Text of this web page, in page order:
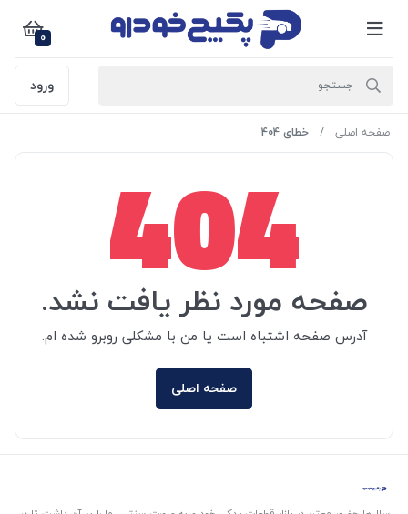
0
ورود
صفحه اصلی خطای 404
404
صفحه مورد نظر یافت نشد.
آدرس صفحه اشتباه است یا من با مشکلی روبرو شده ام.
صفحه اصلی